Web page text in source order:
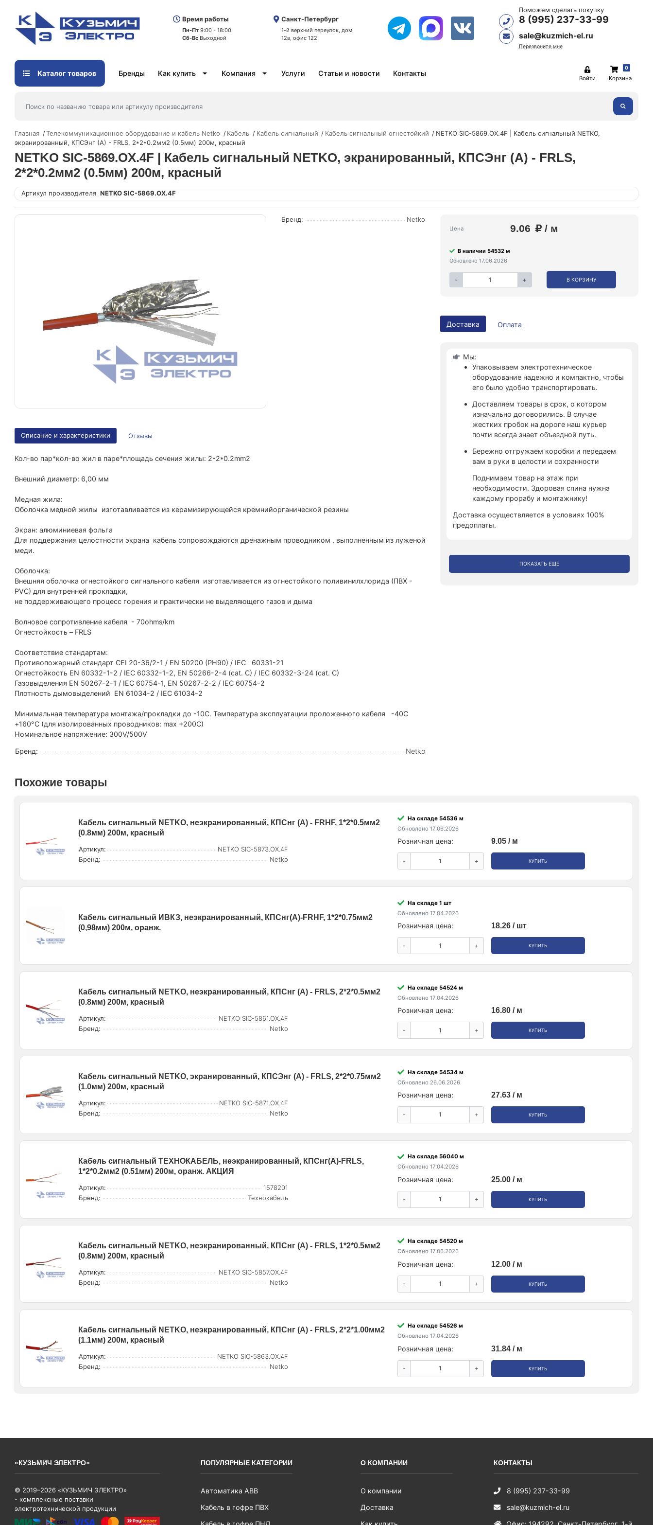
Время работы
Пн-Пт 9:00 - 18:00
Сб-Вс Выходной
Санкт-Петербург
1-й верхний переулок, дом
12в, офис 122
Поможем сделать покупку
8 (995) 237-33-99
sale@kuzmich-el.ru
Перезвоните мне
Каталог товаров Бренды Как купить Компания Услуги Статьи и новости Контакты
Войти
0
Корзина
Главная Телекоммуникационное оборудование и кабель Netko Кабель Кабель сигнальный Кабель сигнальный огнестойкий
NETKO SIC-5869.OX.4F | Кабель сигнальный NETKO,
экранированный, КПСЭнг (А) - FRLS, 2*2*0.2мм2 (0.5мм) 200м, красный
NETKO SIC-5869.OX.4F | Кабель сигнальный NETKO, экранированный, КПСЭнг (А) - FRLS,
2*2*0.2мм2 (0.5мм) 200м, красный
Артикул производителя NETKO SIC-5869.OX.4F
Бренд: Netko
Цена 9.06 / м
В наличии 54532 м
Обновлено 17.06.2026
- + В КОРЗИНУ
Доставка Оплата
Мы:
Упаковываем электротехническое
оборудование надежно и компактно, чтобы
его было удобно транспортировать.
Доставляем товары в срок, о котором
изначально договорились. В случае
жестких пробок на дороге наш курьер
почти всегда знает объездной путь.
Бережно отгружаем коробки и передаем
вам в руки в целости и сохранности
Поднимаем товар на этаж при
необходимости. Здоровая спина нужна
каждому прорабу и монтажнику!
Доставка осуществляется в условиях 100%
предоплаты.
ПОКАЗАТЬ ЕЩЕ
Описание и характеристики Отзывы
Кол-во пар*кол-во жил в паре*площадь сечения жилы: 2*2*0.2mm2
Внешний диаметр: 6,00 мм
Медная жила:
Оболочка медной жилы изготавливается из керамизирующейся кремнийорганической резины
Экран: алюминиевая фольга
Для поддержания целостности экрана кабель сопровождаются дренажным проводником , выполненным из луженой
меди.
Оболочка:
Внешняя оболочка огнестойкого сигнального кабеля изготавливается из огнестойкого поливинилхлорида (ПВХ -
PVС) для внутренней прокладки,
не поддерживающего процесс горения и практически не выделяющего газов и дыма
Волновое сопротивление кабеля - 70ohms/km
Огнестойкость – FRLS
Соответствие стандартам:
Противопожарный стандарт CEI 20-36/2-1 / EN 50200 (PH90) / IEC 60331-21
Огнестойкость EN 60332-1-2 / IEC 60332-1-2, EN 50266-2-4 (cat. C) / IEC 60332-3-24 (cat. C)
Газовыделения EN 50267-2-1 / IEC 60754-1, EN 50267-2-2 / IEC 60754-2
Плотность дымовыделений EN 61034-2 / IEC 61034-2
Минимальная температура монтажа/прокладки до -10С. Температура эксплуатации проложенного кабеля -40С
+160°C (для изолированных проводников: max +200C)
Номинальное напряжение: 300V/500V
Бренд: Netko
Похожие товары
Кабель сигнальный NETKO, неэкранированный, КПСнг (А) - FRHF, 1*2*0.5мм2
(0.8мм) 200м, красный
Артикул:
NETKO SIC-5873.OX.4F
Бренд:
Netko
На складе 54536 м
Обновлено 17.06.2026
Розничная цена: 9.05 / м
- + КУПИТЬ
Кабель сигнальный ИВКЗ, неэкранированный, КПСнг(А)-FRHF, 1*2*0.75мм2
(0,98мм) 200м, оранж.
На складе 1 шт
Обновлено 17.04.2026
Розничная цена: 18.26 / шт
- + КУПИТЬ
Кабель сигнальный NETKO, неэкранированный, КПСнг (А) - FRLS, 2*2*0.5мм2
(0.8мм) 200м, красный
Артикул:
NETKO SIC-5861.OX.4F
Бренд:
Netko
На складе 54524 м
Обновлено 17.04.2026
Розничная цена: 16.80 / м
- + КУПИТЬ
Кабель сигнальный NETKO, экранированный, КПСЭнг (А) - FRLS, 2*2*0.75мм2
(1.0мм) 200м, красный
Артикул:
NETKO SIC-5871.OX.4F
Бренд:
Netko
На складе 54534 м
Обновлено 26.06.2026
Розничная цена: 27.63 / м
- + КУПИТЬ
Кабель сигнальный ТЕХНОКАБЕЛЬ, неэкранированный, КПСнг(А)-FRLS,
1*2*0.2мм2 (0.51мм) 200м, оранж. АКЦИЯ
Артикул:
1578201
Бренд:
Технокабель
На складе 56040 м
Обновлено 17.04.2026
Розничная цена: 25.00 / м
- + КУПИТЬ
Кабель сигнальный NETKO, неэкранированный, КПСнг (А) - FRLS, 1*2*0.5мм2
(0.8мм) 200м, красный
Артикул:
NETKO SIC-5857.OX.4F
Бренд:
Netko
На складе 54520 м
Обновлено 17.06.2026
Розничная цена: 12.00 / м
- + КУПИТЬ
Кабель сигнальный NETKO, неэкранированный, КПСнг (А) - FRLS, 2*2*1.00мм2
(1.1мм) 200м, красный
Артикул:
NETKO SIC-5863.OX.4F
Бренд:
Netko
На складе 54526 м
Обновлено 17.04.2026
Розничная цена: 31.84 / м
- + КУПИТЬ
«КУЗЬМИЧ ЭЛЕКТРО»
© 2019–2026 «КУЗЬМИЧ ЭЛЕКТРО»
- комплексные поставки
электротехнической продукции
ПОПУЛЯРНЫЕ КАТЕГОРИИ
Автоматика ABB
Кабель в гофре ПВХ
О КОМПАНИИ
О компании
Доставка
КОНТАКТЫ
8 (995) 237-33-99
sale@kuzmich-el.ru